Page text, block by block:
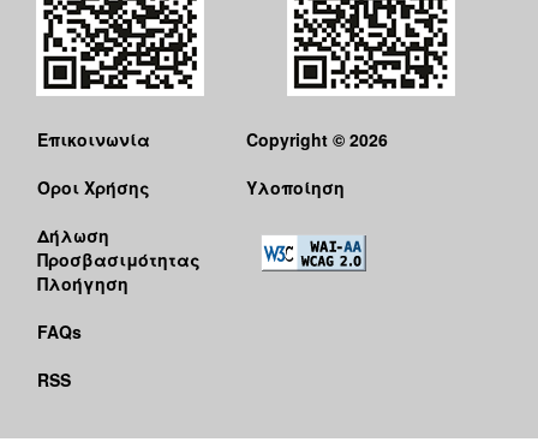
Επικοινωνία
Όροι Χρήσης
Δήλωση
Προσβασιμότητας
Πλοήγηση
FAQs
RSS
Copyright © 2026
Υλοποίηση